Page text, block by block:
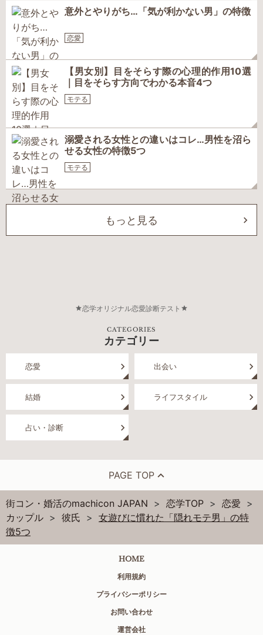
意外とやりがち…「気が利かない男」の特徴
恋愛
【男女別】目をそらす際の心理的作用10選
｜目をそらす方向でわかる本音4つ
モテる
溺愛される女性との違いはコレ…男性を沼ら
せる女性の特徴5つ
モテる
もっと見る
恋学オリジナル恋愛診断テスト
CATEGORIES
カテゴリー
恋愛 出会い
結婚 ライフスタイル
占い・診断
PAGE TOP
街コン・婚活のmachicon JAPAN 恋学TOP
恋愛
カップル
彼氏
女遊びに慣れた「隠れモテ男」の特
徴5つ
HOME
利用規約
プライバシーポリシー
お問い合わせ
運営会社